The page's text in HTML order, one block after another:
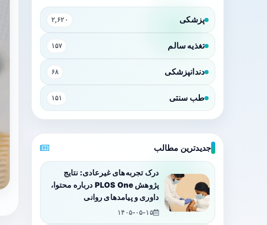
پزشکی ۲,۶۲۰
تغذیه سالم ۱۵۷
دندانپزشکی ۶۸
طب سنتی ۱۵۱
جدیدترین مطالب
درک تجربه‌های غیرعادی: نتایج
پژوهش PLOS One درباره محتوا،
داوری و پیامدهای روانی
۱۴۰۵-۰۵-۱۵